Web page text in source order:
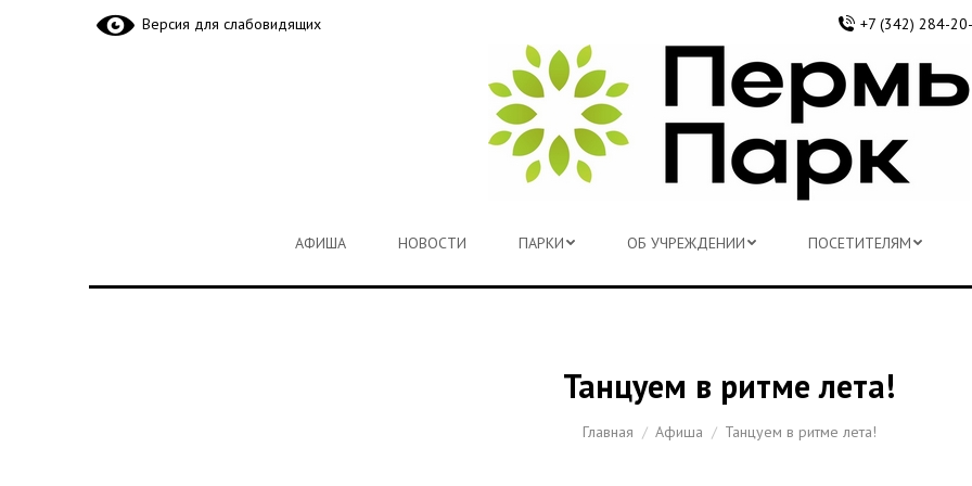
Версия для слабовидящих +7 (342) 284-
АФИША НОВОСТИ ПАРКИ ОБ УЧРЕЖДЕНИИ ПОСЕТИТЕЛЯМ
Танцуем в ритме лета!
Вы здесь:
Главная Афиша Танцуем в ритме лета!
ПАРКИ ОБ УЧРЕЖДЕНИИ